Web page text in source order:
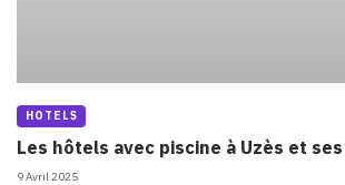
HOTELS
Les hôtels avec piscine à Uzès et
9 Avril 2025